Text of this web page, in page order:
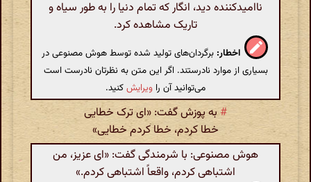
ناامیدکننده دید، انگار که تمام دنیا را به طور سیاه و
تاریک مشاهده کرد.
اخطار: برگردان‌های تولید شده توسط هوش مصنوعی در
بسیاری از موارد نادرستند. اگر این متن به نظرتان نادرست است
می‌توانید آن را ویرایشکنید.
#به پوزش گفت: «ای ترک خطایی
خطا کردم، خطا کردم خطایی»
هوش مصنوعی: با شرمندگی گفت: «ای عزیز، من
اشتباهی کردم، واقعاً اشتباهی کردم.»